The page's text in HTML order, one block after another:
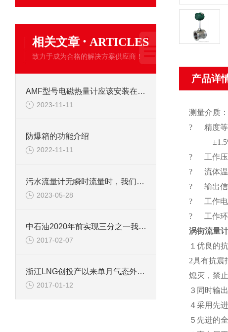
相关文章 · ARTICLES
致力于成为合格的解决方案供应商！
AMF型号电磁热量计应该安装在供水还是回水管道
2023-11-11
防爆箱的功能介绍
2022-11-11
污水流量计无瞬时流量时，我们如何排查故障
2023-05-28
中石油2020年前实现三分之一我国页岩气目标
2017-02-07
浙江LNG创投产以来单月气态外输新高
2017-01-12
产品详
测量介质
? 精度等
±1.5%
? 工作压
? 流体温
? 输出信
? 工作电
? 工作环
涡街流量
１优良的
2具有抗震
熄灭，禁
３同时输
４采用先
５先进的